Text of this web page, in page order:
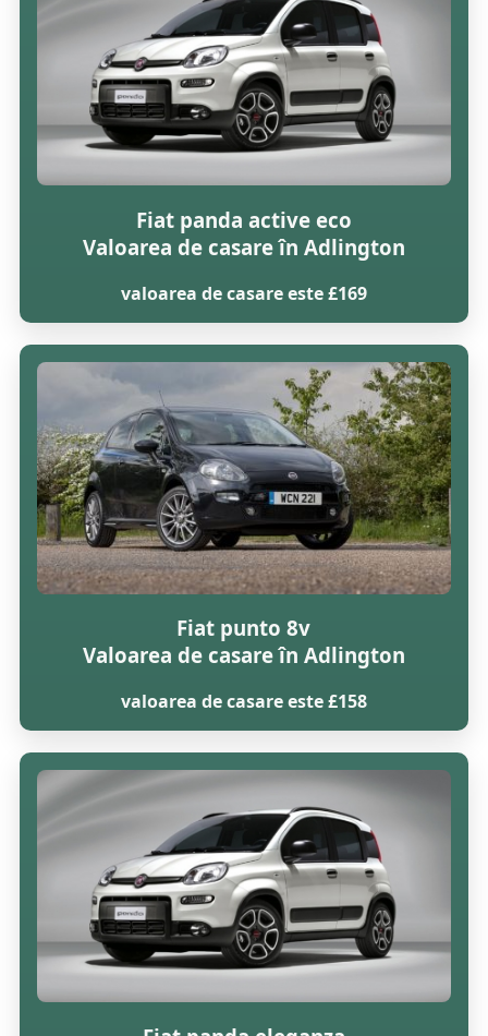
Fiat panda active eco
Valoarea de casare în Adlington
valoarea de casare este £169
Fiat punto 8v
Valoarea de casare în Adlington
valoarea de casare este £158